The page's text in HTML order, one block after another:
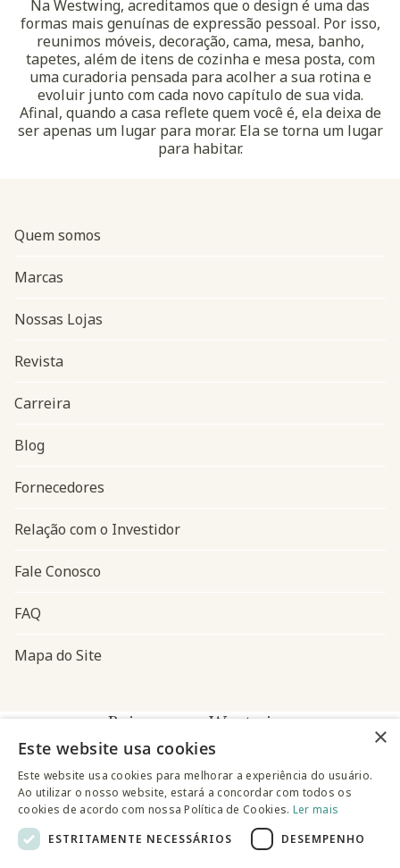
Na Westwing, acreditamos que o design é uma das
formas mais genuínas de expressão pessoal. Por isso,
reunimos móveis, decoração, cama, mesa, banho,
tapetes, além de itens de cozinha e mesa posta, com
uma curadoria pensada para acolher a sua rotina e
evoluir junto com cada novo capítulo de sua vida.
Afinal, quando a casa reflete quem você é, ela deixa de
ser apenas um lugar para morar. Ela se torna um lugar
para habitar.
Navegação do rodapé
Quem somos
Marcas
Nossas Lojas
Revista
Carreira
Blog
Fornecedores
Relação com o Investidor
Fale Conosco
FAQ
Mapa do Site
Baixe o app Westwing
×
Este website usa cookies
Este website usa cookies para melhorar a experiência do usuário.
Ao utilizar o nosso website, estará a concordar com todos os
cookies de acordo com nossa Política de Cookies. Ler mais
ESTRITAMENTE NECESSÁRIOS
DESEMPENHO